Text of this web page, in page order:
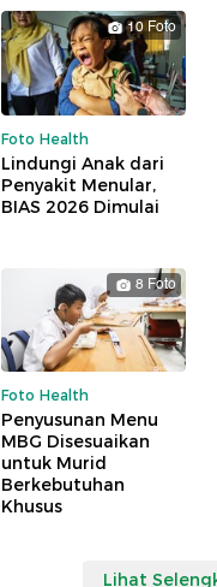
10 Foto
Foto Health
Lindungi Anak dari
Penyakit Menular,
BIAS 2026 Dimulai
8 Foto
Foto Health
Penyusunan Menu
MBG Disesuaikan
untuk Murid
Berkebutuhan
Khusus
Lihat